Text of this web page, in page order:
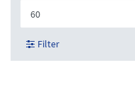
Filter